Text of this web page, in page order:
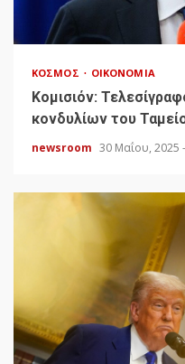
ΚΌΣΜΟΣ ΟΙΚΟΝΟΜΊΑ
Κομισιόν:
κονδυλίων του
newsroom 30 Μαΐου, 2025